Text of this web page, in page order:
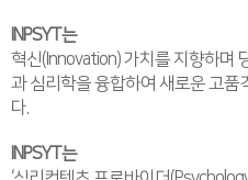
INPSYT는
혁신(Innovation) 가치를 지향하며
과 심리학을 융합하여 새로운 고품
다.
INPSYT는